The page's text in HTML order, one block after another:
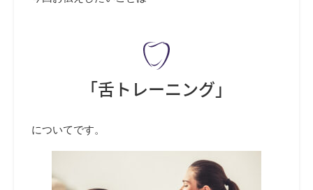
「舌トレーニング」
についてです。